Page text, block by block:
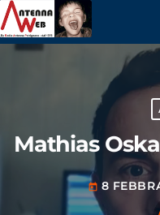
Mathias
today 8